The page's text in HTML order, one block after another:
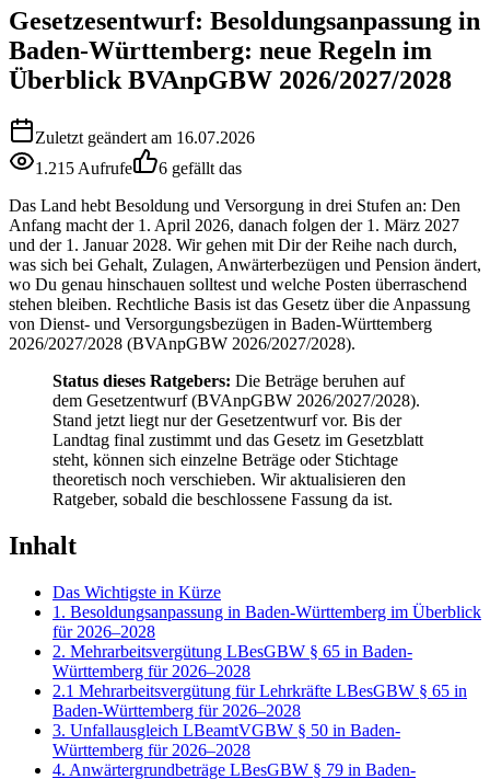
Gesetzesentwurf: Besoldungsanpassung in
Baden-Württemberg: neue Regeln im
Überblick BVAnpGBW 2026/2027/2028
Zuletzt geändert am 16.07.2026
1.215 Aufrufe
6 gefällt das
Das Land hebt Besoldung und Versorgung in drei Stufen an: Den
Anfang macht der 1. April 2026, danach folgen der 1. März 2027
und der 1. Januar 2028. Wir gehen mit Dir der Reihe nach durch,
was sich bei Gehalt, Zulagen, Anwärterbezügen und Pension ändert,
wo Du genau hinschauen solltest und welche Posten überraschend
stehen bleiben. Rechtliche Basis ist das Gesetz über die Anpassung
von Dienst- und Versorgungsbezügen in Baden-Württemberg
2026/2027/2028 (BVAnpGBW 2026/2027/2028).
Status dieses Ratgebers: Die Beträge beruhen auf
dem Gesetzentwurf (BVAnpGBW 2026/2027/2028).
Stand jetzt liegt nur der Gesetzentwurf vor. Bis der
Landtag final zustimmt und das Gesetz im Gesetzblatt
steht, können sich einzelne Beträge oder Stichtage
theoretisch noch verschieben. Wir aktualisieren den
Ratgeber, sobald die beschlossene Fassung da ist.
Inhalt
Das Wichtigste in Kürze
1. Besoldungsanpassung in Baden-Württemberg im Überblick
für 2026–2028
2. Mehrarbeitsvergütung LBesGBW § 65 in Baden-
Württemberg für 2026–2028
2.1 Mehrarbeitsvergütung für Lehrkräfte LBesGBW § 65 in
Baden-Württemberg für 2026–2028
3. Unfallausgleich LBeamtVGBW § 50 in Baden-
Württemberg für 2026–2028
4. Anwärtergrundbeträge LBesGBW § 79 in Baden-